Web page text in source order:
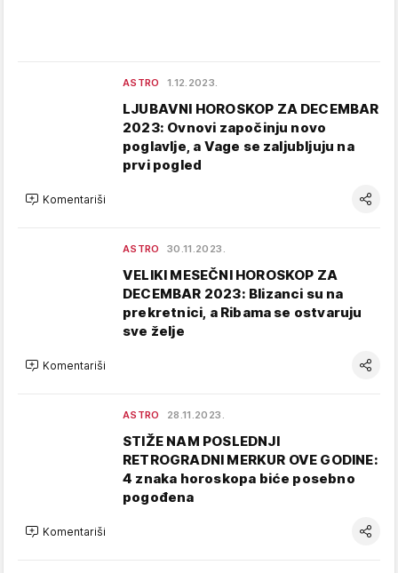
ASTRO 1.12.2023.
LJUBAVNI HOROSKOP ZA DECEMBAR
2023: Ovnovi započinju novo
poglavlje, a Vage se zaljubljuju na
prvi pogled
Komentariši
ASTRO 30.11.2023.
VELIKI MESEČNI HOROSKOP ZA
DECEMBAR 2023: Blizanci su na
prekretnici, a Ribama se ostvaruju
sve želje
Komentariši
ASTRO 28.11.2023.
STIŽE NAM POSLEDNJI
RETROGRADNI MERKUR OVE GODINE:
4 znaka horoskopa biće posebno
pogođena
Komentariši